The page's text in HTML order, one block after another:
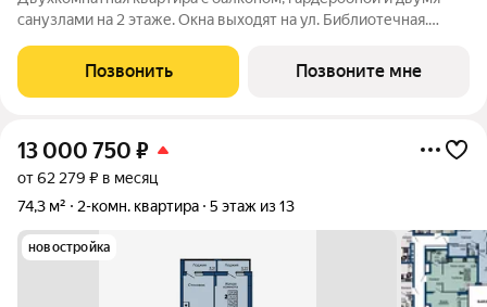
санузлами на 2 этаже. Окна выходят на ул. Библиотечная.
города. Рядом остановки общественного транспорта, школы и
детские сады.
Позвонить Позвоните мне
13 000 750 ₽
от 62 279 ₽ в месяц
74,3 м²
2-комн. квартира 5 этаж из 13
новостройка